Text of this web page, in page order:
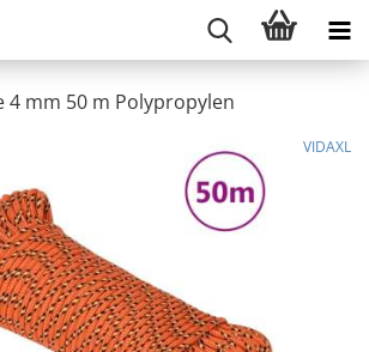
4 mm 50 m Polypropylen
VIDAXL